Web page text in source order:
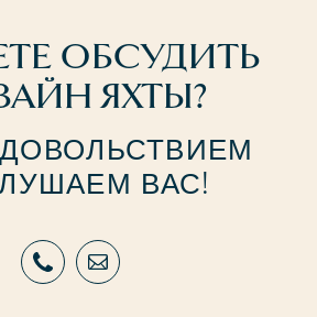
ОБСУДИТЬ
ЯХТЫ?
ВАС!